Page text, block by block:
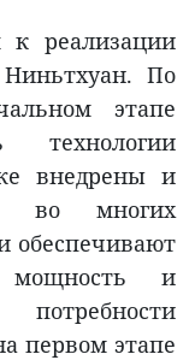
к реализации
По
этапе
технологии
внедрены и
во многих
обеспечивают
мощность и
потребности
первом этапе